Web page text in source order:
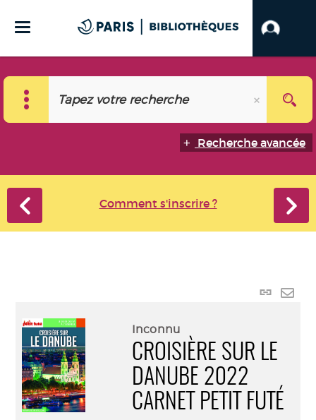
Recherche avancée
Comment s'inscrire ?
Lien
Inconnu
CROISIÈRE SUR LE
DANUBE 2022
CARNET PETIT FUTÉ